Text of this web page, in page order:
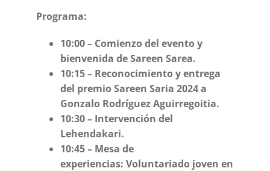
Programa:
10:00 – Comienzo del evento y
bienvenida de Sareen Sarea.
10:15 – Reconocimiento y entrega
del premio Sareen Saria 2024 a
Gonzalo Rodríguez Aguirregoitia.
10:30 – Intervención del
Lehendakari.
10:45 – Mesa de
experiencias: Voluntariado joven en